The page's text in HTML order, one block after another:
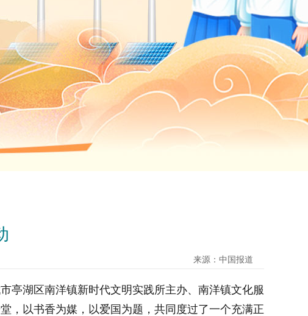
来源：中国报道
亭湖区南洋镇新时代文明实践所主办、南洋镇文化服
，以书香为媒，以爱国为题，共同度过了一个充满正